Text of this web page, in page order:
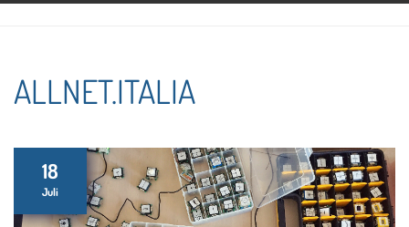
ALLNET.ITALIA
18
Juli